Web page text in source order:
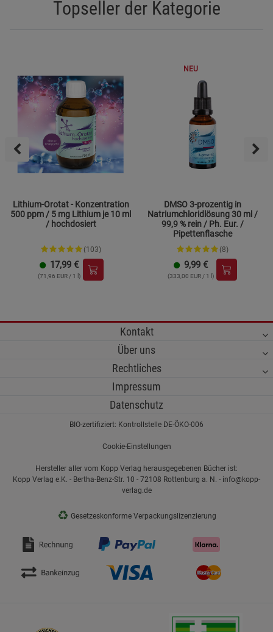
Topseller der Kategorie
Lithium-Orotat - Konzentration
500 ppm / 5 mg Lithium je 10 ml
/ hochdosiert
(103)
17,99 €
(71,96 EUR / 1 l)
NEU
DMSO 3-prozentig in
Natriumchloridlösung 30 ml /
99,9 % rein / Ph. Eur. /
Pipettenflasche
(8)
9,99 €
(333,00 EUR / 1 l)
Kontakt
Über uns
Rechtliches
Impressum
Datenschutz
BIO-zertifiziert: Kontrollstelle DE-ÖKO-006
Cookie-Einstellungen
Hersteller aller vom Kopp Verlag herausgegebenen Bücher ist:
Kopp Verlag e.K. - Bertha-Benz-Str. 10 - 72108 Rottenburg a. N. - info@kopp-
verlag.de
♻ Gesetzeskonforme Verpackungslizenzierung